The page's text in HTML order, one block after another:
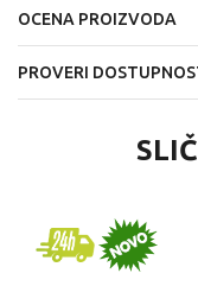
OCENA PROIZVODA
PROVERI